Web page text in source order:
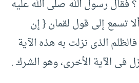
فقال رسول الله صلى الله عليه
تسمع إلى قول لقمان {‏ إن
الذى نزلت به هذه الآية
فى الآية الأخرى، وهو الشرك .‏